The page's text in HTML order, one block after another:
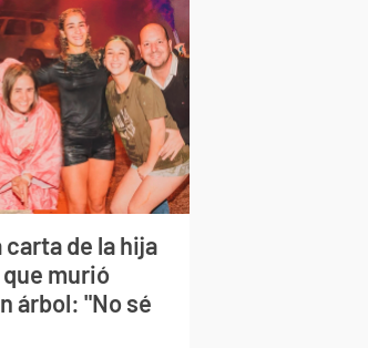
de la hija
murió
árbol: "No sé